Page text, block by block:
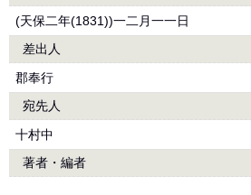
(天保二年(1831))一二月一一日
差出人
郡奉行
宛先人
十村中
著者・編者